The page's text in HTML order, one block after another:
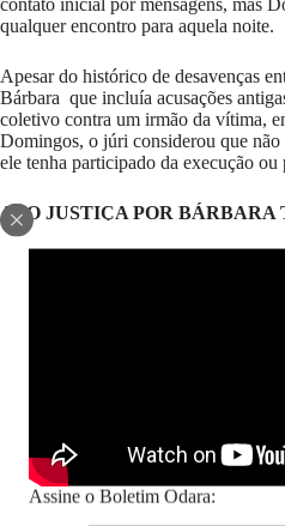
Assine o Boletim Odara:
qualquer encontro para aquela noite.
Apesar do histórico de desavenças
Bárbara que incluía acusações
coletivo contra um irmão da vítima,
Domingos, o júri considerou que não
ele tenha participado da execução
ATO JUSTIÇA POR BÁRBARA
O julgamento foi acompanhado de
O ato “Justiça por Bárbara” foi
Instituto da Mulher Negra e
oferecendo assessoria jurídica e
Para as organizações, a
vitória parcial contra a impunidade
também evidencia as falhas na